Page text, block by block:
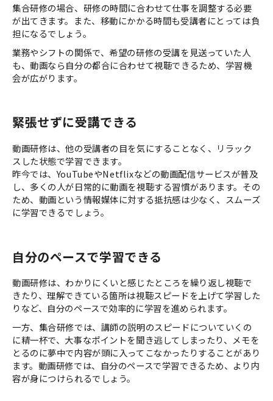
集合研修の場合、研修の時間に合わせて仕事を調整する必要
が出てきます。また、移動にかかる時間も受講者にとっては負
担になるでしょう。
業務やシフトの関係で、希望の研修の受講を見送っていた人
も、動画なら自分の都合に合わせて視聴できるため、学習機
会が広がります。
緊張せずに受講できる
動画研修は、他の受講者の目を気にすることなく、リラック
スした状態で学習できます。
昨今では、YouTubeやNetflixなどの動画配信サービスが普及
し、多くの人が日常的に動画を視聴する習慣があります。その
ため、動画という情報媒体に対する抵抗感は少なく、スムーズ
に学習できるでしょう。
自分のペースで学習できる
動画研修は、わかりにくいと感じたところを繰り返し視聴で
きたり、理解できている箇所は視聴スピードを上げて学習した
りなど、自分のペースで効率的に学習を進められます。
一方、集合研修では、講師の説明のスピードについていくの
に精一杯で、大事なポイントを聞き逃してしまったり、メモを
とるのに夢中で内容が頭に入ってこなかったりすることがあり
ます。動画研修では、自分のペースで学習できるため、より内
容が身につけられるでしょう。